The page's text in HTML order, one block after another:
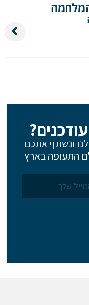
ונשתף אתכם
התעופה בארץ